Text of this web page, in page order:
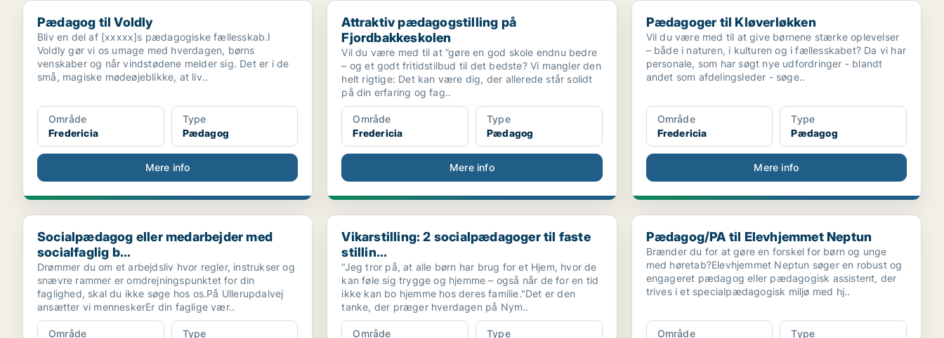
Pædagog til Voldly
Pædagog til Voldly
Bliv en del af [xxxxx]s pædagogiske fællesskab.I
Voldly gør vi os umage med hverdagen, børns
venskaber og når vindstødene melder sig. Det er i de
små, magiske mødeøjeblikke, at liv..
Område
Fredericia
Type
Pædagog
Mere info
Attraktiv pædagogstilling på Fjordbakkeskolen
Attraktiv pædagogstilling på
Fjordbakkeskolen
Vil du være med til at ”gøre en god skole endnu bedre
– og et godt fritidstilbud til det bedste? Vi mangler den
helt rigtige: Det kan være dig, der allerede står solidt
på din erfaring og fag..
Område
Fredericia
Type
Pædagog
Mere info
Pædagoger til Kløverløkken
Pædagoger til Kløverløkken
Vil du være med til at give børnene stærke oplevelser
– både i naturen, i kulturen og i fællesskabet? Da vi har
personale, som har søgt nye udfordringer - blandt
andet som afdelingsleder - søge..
Område
Fredericia
Type
Pædagog
Mere info
Socialpædagog eller medarbejder med socialfaglig b...
Socialpædagog eller medarbejder med
socialfaglig b...
Drømmer du om et arbejdsliv hvor regler, instrukser og
snævre rammer er omdrejningspunktet for din
faglighed, skal du ikke søge hos os.På Ullerupdalvej
ansætter vi menneskerEr din faglige vær..
Område
Type
Vikarstilling: 2 socialpædagoger til faste stillin...
Vikarstilling: 2 socialpædagoger til faste
stillin...
"Jeg tror på, at alle børn har brug for et Hjem, hvor de
kan føle sig trygge og hjemme – også når de for en tid
ikke kan bo hjemme hos deres familie."Det er den
tanke, der præger hverdagen på Nym..
Område
Type
Pædagog/PA til Elevhjemmet Neptun
Pædagog/PA til Elevhjemmet Neptun
Brænder du for at gøre en forskel for børn og unge
med høretab?Elevhjemmet Neptun søger en robust og
engageret pædagog eller pædagogisk assistent, der
trives i et specialpædagogisk miljø med hj..
Område
Type